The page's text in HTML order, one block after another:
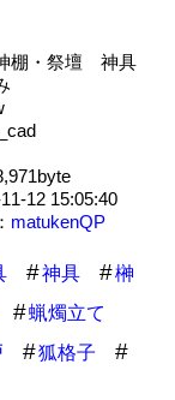
棚・祭壇 神具
12 15:05:40
matukenQP
神具
榊
蝋燭立て
狐格子